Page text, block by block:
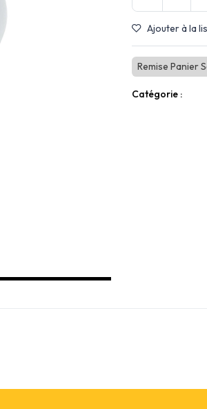
Ajouter à la
Remise Panier
Catégorie :